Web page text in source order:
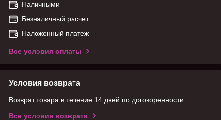
Наличными
Безналичный расчет
Наложенный платеж
Все условия оплаты
Условия возврата
Возврат товара в течение 14 дней по договоренности
Все условия возврата